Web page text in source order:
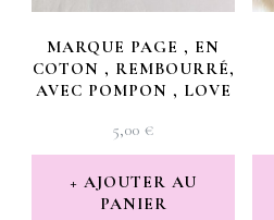
MARQUE PAGE , EN
COTON , REMBOURRÉ,
AVEC POMPON , LOVE
5,00 €
AJOUTER AU
PANIER